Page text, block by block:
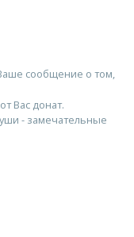
сообщение о том,
Вас донат.
- замечательные